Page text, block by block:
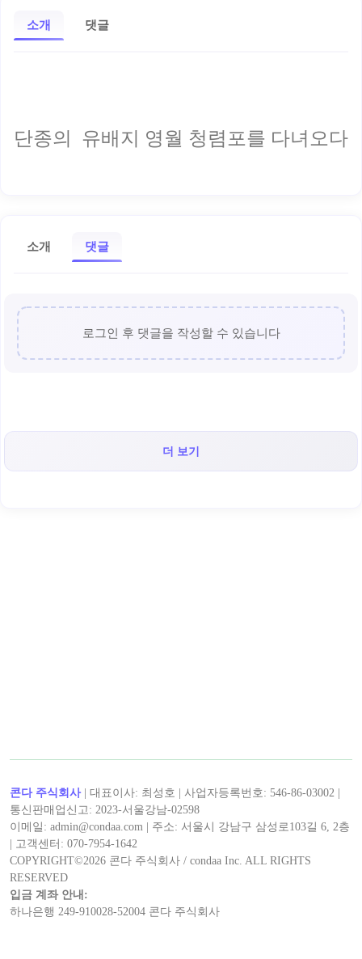
소개 댓글
단종의 유배지 영월 청렴포를 다녀오다
소개 댓글
로그인 후 댓글을 작성할 수 있습니다
더 보기
콘다 주식회사| 대표이사: 최성호 | 사업자등록번호: 546-86-03002 |
통신판매업신고: 2023-서울강남-02598
이메일: admin@condaa.com | 주소: 서울시 강남구 삼성로103길 6, 2층
| 고객센터: 070-7954-1642
COPYRIGHT©2026 콘다 주식회사 / condaa Inc. ALL RIGHTS
RESERVED
입금 계좌 안내:
하나은행 249-910028-52004 콘다 주식회사